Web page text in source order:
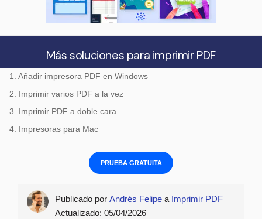
Más soluciones para imprimir PDF
1. Añadir impresora PDF en Windows
2. Imprimir varios PDF a la vez
3. Imprimir PDF a doble cara
4. Impresoras para Mac
PRUEBA GRATUITA
Publicado porAndrés Felipe a Imprimir PDF
Actualizado:05/04/2026